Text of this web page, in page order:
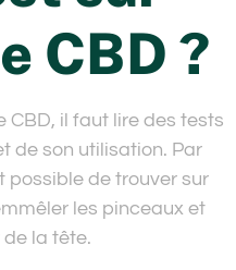
CBD ?
CBD, il faut lire des tests
de son utilisation. Par
possible de trouver sur
les pinceaux et
la tête.